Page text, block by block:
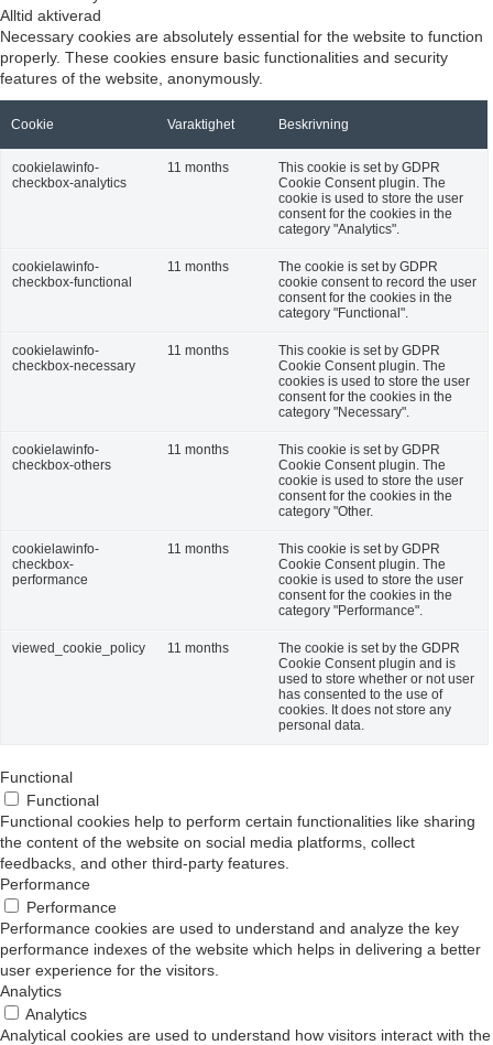
Alltid aktiverad
Necessary cookies are absolutely essential for the website to function
properly. These cookies ensure basic functionalities and security
features of the website, anonymously.
Cookie Varaktighet Beskrivning
cookielawinfo-
checkbox-analytics
11 months
This cookie is set by GDPR
Cookie Consent plugin. The
cookie is used to store the user
consent for the cookies in the
category "Analytics".
cookielawinfo-
checkbox-functional
11 months
The cookie is set by GDPR
cookie consent to record the user
consent for the cookies in the
category "Functional".
cookielawinfo-
checkbox-necessary
11 months
This cookie is set by GDPR
Cookie Consent plugin. The
cookies is used to store the user
consent for the cookies in the
category "Necessary".
cookielawinfo-
checkbox-others
11 months
This cookie is set by GDPR
Cookie Consent plugin. The
cookie is used to store the user
consent for the cookies in the
category "Other.
cookielawinfo-
checkbox-
performance
11 months
This cookie is set by GDPR
Cookie Consent plugin. The
cookie is used to store the user
consent for the cookies in the
category "Performance".
viewed_cookie_policy 11 months
The cookie is set by the GDPR
Cookie Consent plugin and is
used to store whether or not user
has consented to the use of
cookies. It does not store any
personal data.
Functional
Functional
Functional cookies help to perform certain functionalities like sharing
the content of the website on social media platforms, collect
feedbacks, and other third-party features.
Performance
Performance
Performance cookies are used to understand and analyze the key
performance indexes of the website which helps in delivering a better
user experience for the visitors.
Analytics
Analytics
Analytical cookies are used to understand how visitors interact with the